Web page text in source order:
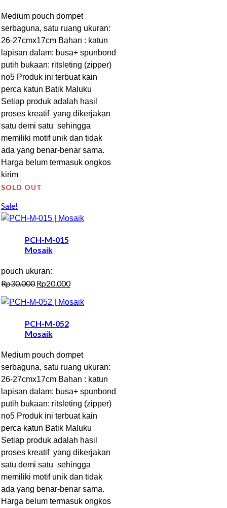
Medium pouch dompet
serbaguna, satu ruang ukuran:
26-27cmx17cm Bahan : katun
lapisan dalam: busa+ spunbond
putih bukaan: ritsleting (zipper)
no5 Produk ini terbuat kain
perca katun Batik Maluku
Setiap produk adalah hasil
proses kreatif yang dikerjakan
satu demi satu sehingga
memiliki motif unik dan tidak
ada yang benar-benar sama.
Harga belum termasuk ongkos
kirim
SOLD OUT
Sale!
PCH-M-015
Mosaik
pouch ukuran:
Rp30.000 Rp20.000
PCH-M-052
Mosaik
Medium pouch dompet
serbaguna, satu ruang ukuran:
26-27cmx17cm Bahan : katun
lapisan dalam: busa+ spunbond
putih bukaan: ritsleting (zipper)
no5 Produk ini terbuat kain
perca katun Batik Maluku
Setiap produk adalah hasil
proses kreatif yang dikerjakan
satu demi satu sehingga
memiliki motif unik dan tidak
ada yang benar-benar sama.
Harga belum termasuk ongkos